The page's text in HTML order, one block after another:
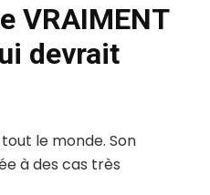
VRAIMENT
devrait
le monde. Son
à des cas très